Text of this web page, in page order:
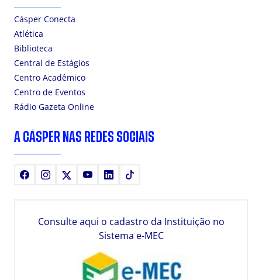
Cásper Conecta
Atlética
Biblioteca
Central de Estágios
Centro Acadêmico
Centro de Eventos
Rádio Gazeta Online
A CÁSPER NAS REDES SOCIAIS
FacebookInstagram YoutubeLinkedIn
Consulte aqui o cadastro da Instituição no
Sistema e-MEC